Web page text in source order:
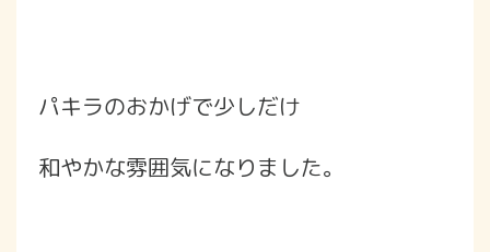
パキラのおかげで少しだけ
和やかな雰囲気になりました。